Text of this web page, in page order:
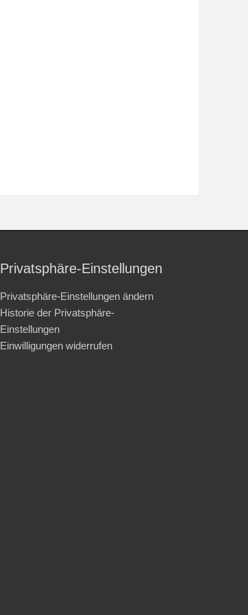
Privatsphäre-Einstellungen
Privatsphäre-Einstellungen ändern
Historie der Privatsphäre-
Einstellungen
Einwilligungen widerrufen